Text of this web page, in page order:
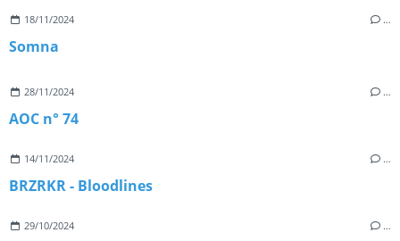
18/11/2024 …
Somna
28/11/2024 …
AOC n° 74
14/11/2024 …
BRZRKR - Bloodlines
29/10/2024 …